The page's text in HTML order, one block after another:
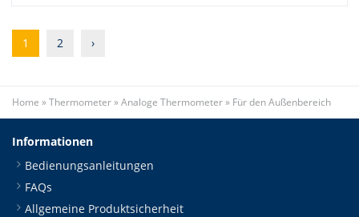
1 2 ›
Home »Thermometer»Analoge Thermometer» Für den Außenbereich
Informationen
Bedienungsanleitungen
FAQs
Allgemeine Produktsicherheit